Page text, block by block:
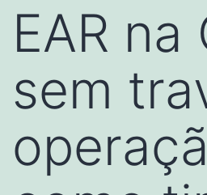
EAR na
sem